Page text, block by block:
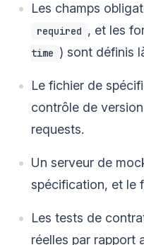
Les champs
required , et les
time ) sont définis
Le fichier de
contrôle de
requests.
Un serveur de
spécification, et le
Les tests de
réelles par rapport